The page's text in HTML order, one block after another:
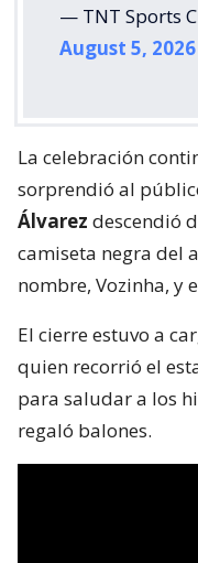
— TNT Sports
August 5, 2026
La celebración
sorprendió al
Álvarez descendió
camiseta negra del
nombre, Vozinha, y
El cierre estuvo a
quien recorrió el
para saludar a los
regaló balones.